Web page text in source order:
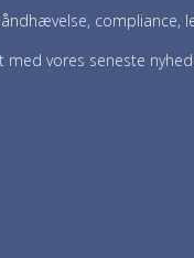
vores seneste